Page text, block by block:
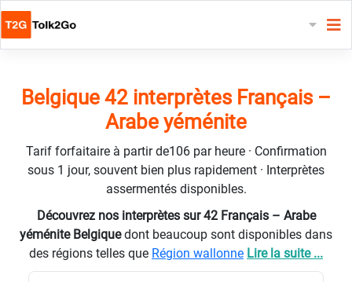
Belgique 42 interprètes Français –
Arabe yéménite
Tarif forfaitaire à partir de106 par heure · Confirmation
sous 1 jour, souvent bien plus rapidement · Interprètes
assermentés disponibles.
Découvrez nos interprètes sur 42 Français – Arabe
yéménite Belgiquedont beaucoup sont disponibles dans
des régions telles que Région wallonne Lire la suite ...